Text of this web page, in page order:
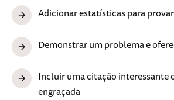
Adicionar estatísticas para
Demonstrar um problema e
Incluir uma citação interessante
engraçada